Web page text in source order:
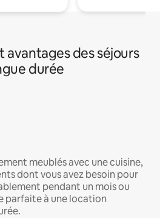
avantages des séjours
durée
meublés avec une cuisine,
dont vous avez besoin pour
pendant un mois ou
parfaite à une location